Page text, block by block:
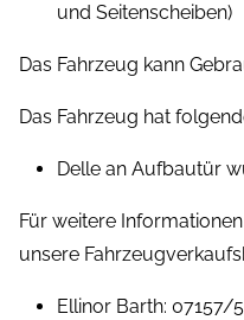
und Seitenscheiben)
Das Fahrzeug kann
Das Fahrzeug hat
Delle an Aufbautür
Für weitere
unsere
Ellinor Barth: 07157/